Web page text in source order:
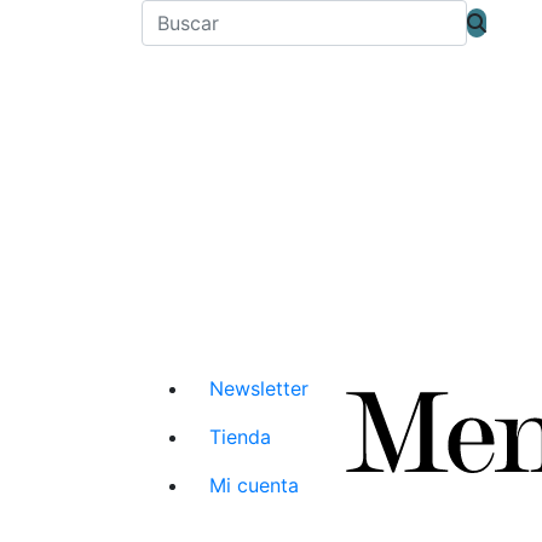
Newsletter
Tienda
Mi cuenta